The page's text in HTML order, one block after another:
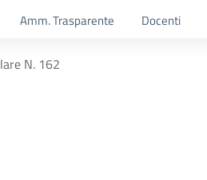
Amm. Trasparente Docenti
N. 162